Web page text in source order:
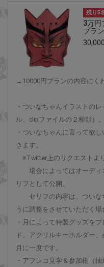
残り5
3万円
プラン
→10000円プランの内容にく
・ついなちゃんイラストの
ル、clipファイルの２種類）。
・ついなちゃんに言って欲
きます。
※Twitter上のリクエストよ
場合によってはオーディ
リフとして公開。
セリフの内容は、ついな
うに調整をさせていただく場
・月によって特製グッズを
ド、アクリルキーホルダー
月に一度です。
・アフレコ見学＆参加権（